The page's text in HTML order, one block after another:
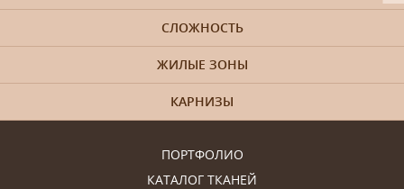
ПОРТФОЛИО
КАТАЛОГ ТКАНЕЙ
СЛОЖНОСТЬ
ЖИЛЫЕ ЗОНЫ
КАРНИЗЫ